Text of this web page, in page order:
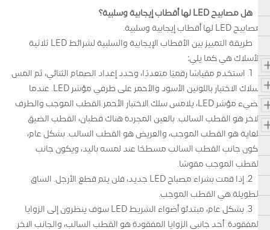
هل مصابيح LED لها أقطاب إيجابية وسلبية؟
مصابيح LED لها أقطاب إيجابية وسلبية.
طريقة التمييز بين الأقطاب الإيجابية والسلبية لشرائط LED ثلاثية
الأسلاك هي كما يلي:
1. استخدم مقياسًا رقميًا متعددًا، وحدد إعداد الصمام الثنائي، ثم المس
أسلاك الاختبار باللونين الأسود والأحمر على طرفي مؤشر LED. عندما
يضيء مؤشر LED، يلامس سلك الاختبار الأحمر القطب الموجب والطرف
الآخر هو القطب السالب. بالعين المجردة هناك قطبان، القطب الضيق
للغاية هو القطب الموجب، والعريض هو القطب السالب. بشكل عام،
يكون جانب القطب السالب مسطحًا عند لمسه باليد، ويكون جانب
القطب الموجب مقوسًا.
2. إذا قمت بشراء مصباح LED جديد، فلن يتم قطع الأرجل. الساق
الطويلة هي القطب الموجب.
3. بشكل عام، مبتدئو أضواء الشريط LED سوف ينظرون إلى الزوايا
المفقودة. أحد جانبي الزوايا المفقودة هو القطب السالب، والجانب الآخر